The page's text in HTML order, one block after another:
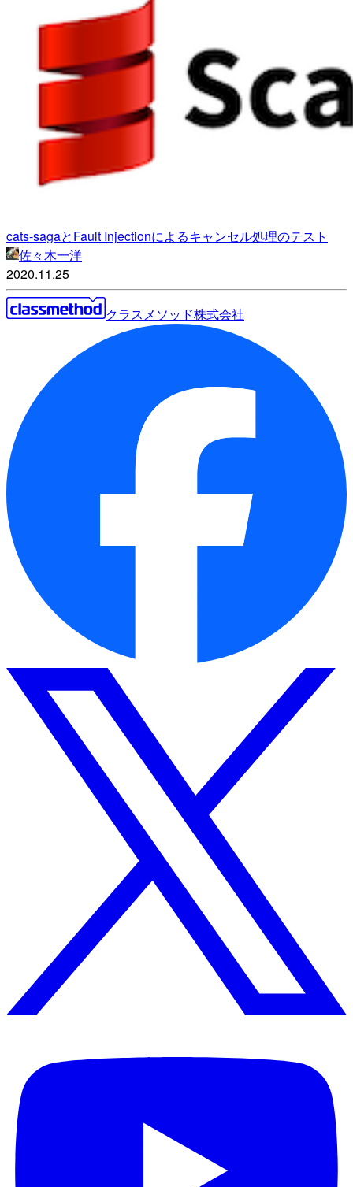
cats-sagaとFault Injectionによるキャンセル処理のテスト
佐々木一洋
2020.11.25
クラスメソッド株式会社